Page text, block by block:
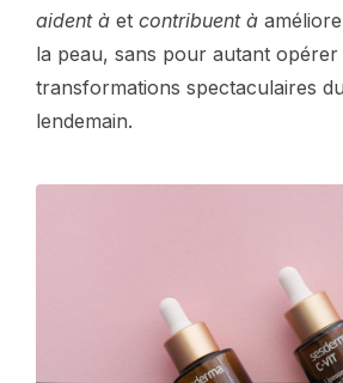
aident à et contribuent à
la peau, sans pour autant opérer
transformations spectaculaires
lendemain.